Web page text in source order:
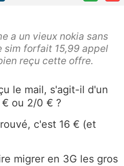
a un vieux nokia sans
sim forfait 15,99 appel
reçu cette offre.
le mail, s'agit-il d'un
ou 2/0 € ?
c'est 16 € (et
migrer en 3G les gros